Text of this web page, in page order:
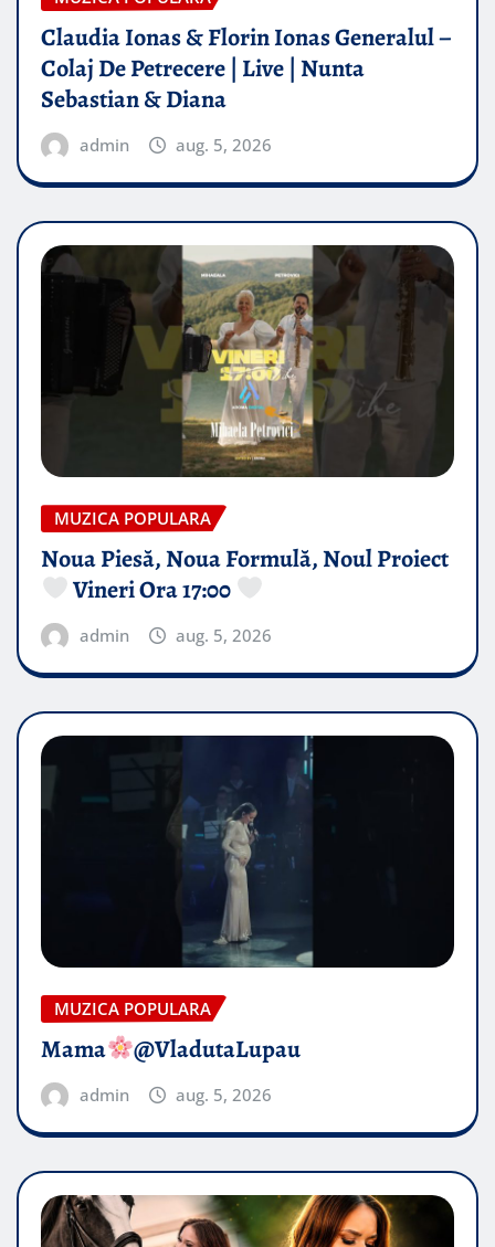
Claudia Ionas & Florin Ionas Generalul –
Colaj De Petrecere | Live | Nunta
Sebastian & Diana
admin aug. 5, 2026
MUZICA POPULARA
Noua Piesă, Noua Formulă, Noul Proiect
Vineri Ora 17:00
admin aug. 5, 2026
MUZICA POPULARA
Mama @VladutaLupau
admin aug. 5, 2026